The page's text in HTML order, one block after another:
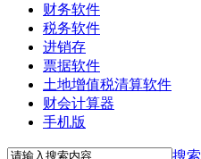
财务软件
税务软件
进销存
票据软件
土地增值税清算软件
财会计算器
手机版
搜索